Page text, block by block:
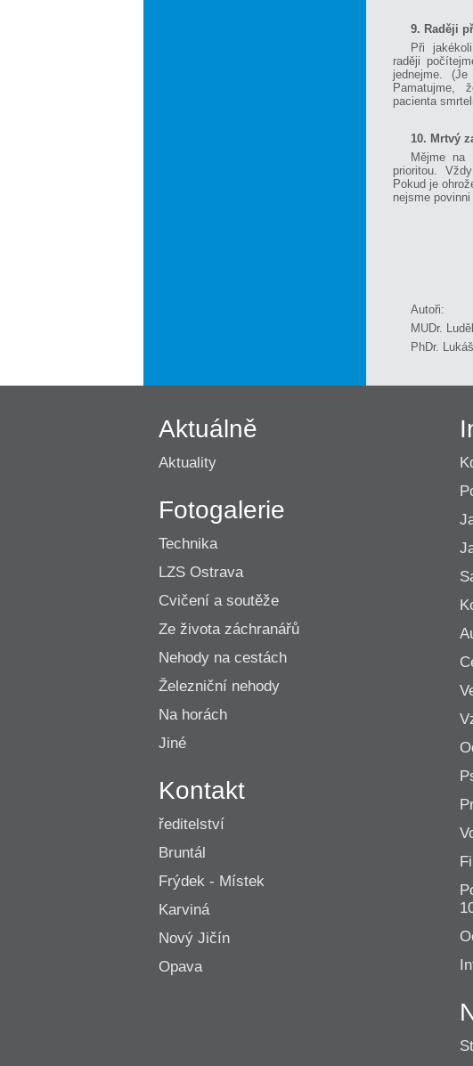
9. Raději
Při
raději
jednejme.
Pamatujme,
pacienta
10. Mrtvý
Mějme na
prioritou.
Pokud je
nejsme
Autoři:
MUDr.
PhDr.
Aktuálně
Aktuality
Fotogalerie
Technika
LZS Ostrava
Cvičení a soutěže
Ze života záchranářů
Nehody na cestách
Železniční nehody
Na horách
Jiné
Kontakt
ředitelství
Bruntál
Frýdek - Místek
Karviná
Nový Jičín
Opava